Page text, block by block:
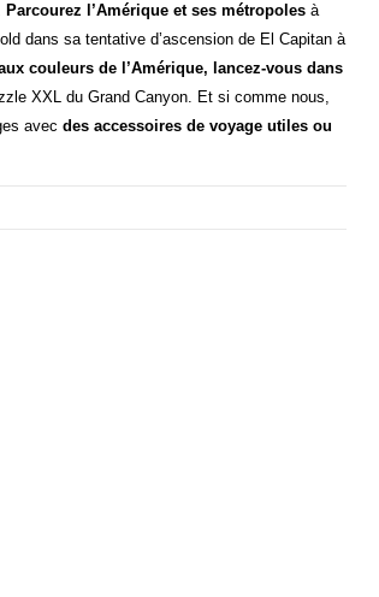
Parcourez l’Amérique et ses métropoles à
dans sa tentative d’ascension de El Capitan à
couleurs de l’Amérique, lancez-vous dans
XXL du Grand Canyon. Et si comme nous,
avec des accessoires de voyage utiles ou